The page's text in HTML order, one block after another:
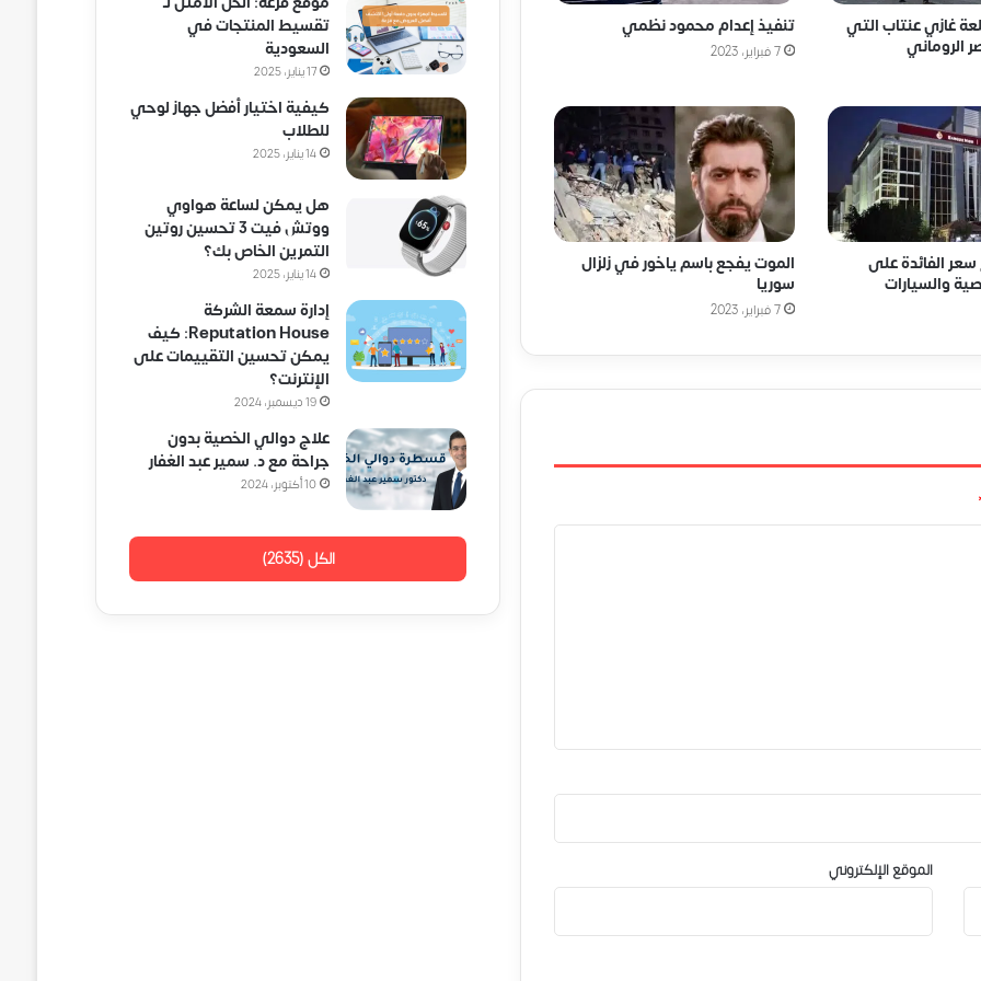
غازي عنتاب التي
الروماني
تنفيذ إعدام محمود نظمي
7 فبراير، 2023
الفائدة على
والسيارات
الموت يفجع باسم ياخور في زلزال
سوريا
7 فبراير، 2023
الموقع الإلكتروني
تقسيط المنتجات في
السعودية
17 يناير، 2025
كيفية اختيار أفضل جهاز لوحي
للطلاب
14 يناير، 2025
هل يمكن لساعة هواوي
ووتش فيت 3 تحسين روتين
التمرين الخاص بك؟
14 يناير، 2025
إدارة سمعة الشركة
Reputation House: كيف
يمكن تحسين التقييمات على
الإنترنت؟
19 ديسمبر، 2024
علاج دوالي الخصية بدون
جراحة مع د. سمير عبد الغفار
10 أكتوبر، 2024
الكل (2635)